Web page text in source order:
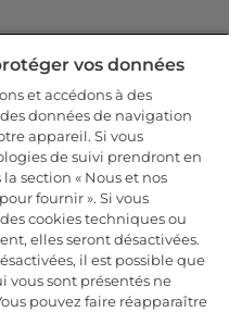
988 Art. 19
-10% sur votre
vos données
et accédons à des
données de navigation
appareil. Si vous
de suivi prendront en
section « Nous et nos
fournir ». Si vous
cookies techniques ou
elles seront désactivées.
il est possible que
vous sont présentés ne
pouvez faire réapparaître